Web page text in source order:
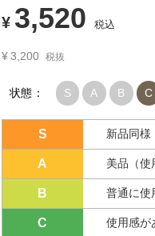
¥ 3,520 税込
¥ 3,200 税抜
状態： S A B C
S 新品同様
A 美品（使
B 普通に使
C 使用感が